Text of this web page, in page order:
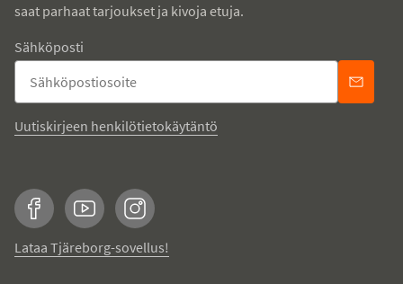
saat parhaat tarjoukset ja kivoja etuja.
Sähköposti
Uutiskirjeen henkilötietokäytäntö
FacebookYouTubeInstagram
Lataa Tjäreborg-sovellus!